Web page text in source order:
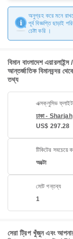
অনুগ্রহ করে মনে
পূর্ব বিজ্ঞপ্তি ছাড়াই
চেষ্টা করি ।
বিমান বাংলাদেশ
আন্তর্জাতিক
তথ্য
এক্সক্লুসিভ
ঢাকা - Sharjah
US$ 297.28
টিকিটের সবচেয়ে
অক্টো
মোট গন্তব্য
1
সেরা ট্রিপ খুঁজুন এবং